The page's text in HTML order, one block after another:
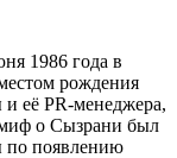
1986 года в
рождения
её PR-менеджера,
миф о Сызрани был
по появлению